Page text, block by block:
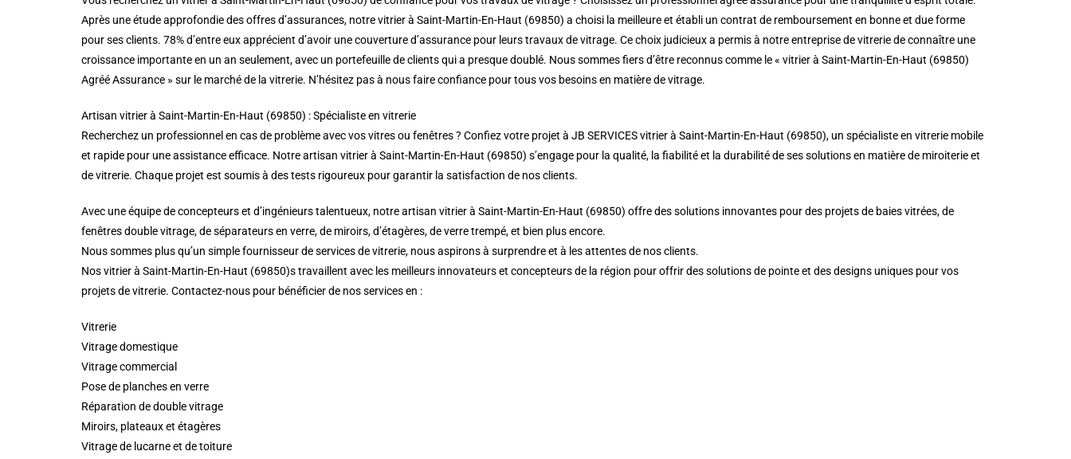
Après une étude approfondie des offres d’assurances, notre vitrier à Saint-Martin-En-Haut (69850) a choisi la meilleure et établi un contrat de remboursement en bonne et due forme
pour ses clients. 78% d’entre eux apprécient d’avoir une couverture d’assurance pour leurs travaux de vitrage. Ce choix judicieux a permis à notre entreprise de vitrerie de connaître une
croissance importante en un an seulement, avec un portefeuille de clients qui a presque doublé. Nous sommes fiers d’être reconnus comme le « vitrier à Saint-Martin-En-Haut (69850)
Agréé Assurance » sur le marché de la vitrerie. N’hésitez pas à nous faire confiance pour tous vos besoins en matière de vitrage.
Artisan vitrier à Saint-Martin-En-Haut (69850) : Spécialiste en vitrerie
Recherchez un professionnel en cas de problème avec vos vitres ou fenêtres ? Confiez votre projet à JB SERVICES vitrier à Saint-Martin-En-Haut (69850), un spécialiste en vitrerie mobile
et rapide pour une assistance efficace. Notre artisan vitrier à Saint-Martin-En-Haut (69850) s’engage pour la qualité, la fiabilité et la durabilité de ses solutions en matière de miroiterie et
de vitrerie. Chaque projet est soumis à des tests rigoureux pour garantir la satisfaction de nos clients.
Avec une équipe de concepteurs et d’ingénieurs talentueux, notre artisan vitrier à Saint-Martin-En-Haut (69850) offre des solutions innovantes pour des projets de baies vitrées, de
fenêtres double vitrage, de séparateurs en verre, de miroirs, d’étagères, de verre trempé, et bien plus encore.
Nous sommes plus qu’un simple fournisseur de services de vitrerie, nous aspirons à surprendre et à les attentes de nos clients.
Nos vitrier à Saint-Martin-En-Haut (69850)s travaillent avec les meilleurs innovateurs et concepteurs de la région pour offrir des solutions de pointe et des designs uniques pour vos
projets de vitrerie. Contactez-nous pour bénéficier de nos services en :
Vitrerie
Vitrage domestique
Vitrage commercial
Pose de planches en verre
Réparation de double vitrage
Miroirs, plateaux et étagères
Vitrage de lucarne et de toiture